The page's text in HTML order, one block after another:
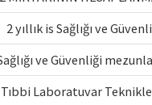
2 yıllık is Sağlığı ve
ve Güvenliği
Tıbbi Laboratuvar